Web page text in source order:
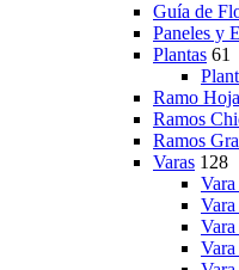
Guía de
Paneles y
Plantas 61
Ramo
Ramos
Ramos
Varas 128